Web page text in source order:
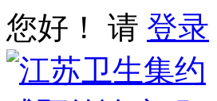
您好！ 请 登录